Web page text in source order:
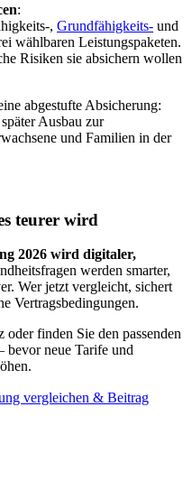
:
, Grundfähigkeits- und
wählbaren Leistungspaketen.
Risiken sie absichern wollen
abgestufte Absicherung:
Ausbau zur
und Familien in der
teurer wird
2026 wird digitaler,
werden smarter,
Wer jetzt vergleicht, sichert
Vertragsbedingungen.
oder finden Sie den passenden
bevor neue Tarife und
vergleichen & Beitrag